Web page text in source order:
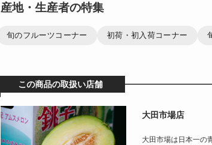
産地・生産者の特集
旬のフルーツコーナー 初荷・初入荷コーナー
この商品の取扱い店舗
大田市場店
大田市場は日本一の